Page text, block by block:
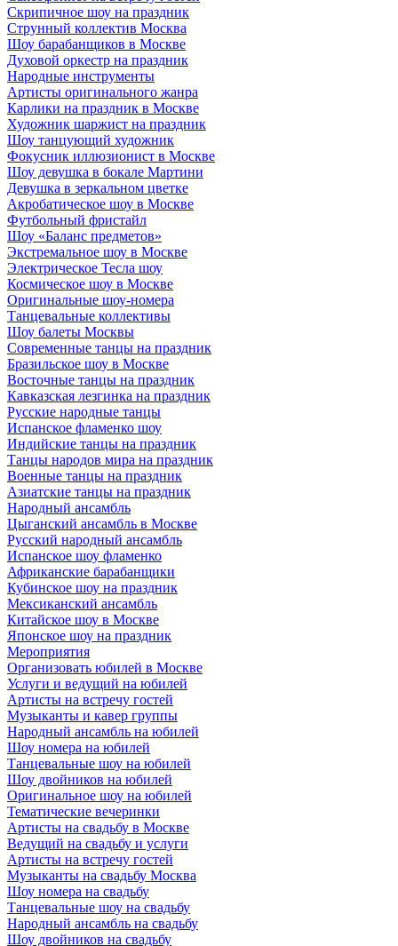
Скрипичное шоу на праздник
Струнный коллектив Москва
Шоу барабанщиков в Москве
Духовой оркестр на праздник
Народные инструменты
Артисты оригинального жанра
Карлики на праздник в Москве
Художник шаржист на праздник
Шоу танцующий художник
Фокусник иллюзионист в Москве
Шоу девушка в бокале Мартини
Девушка в зеркальном цветке
Акробатическое шоу в Москве
Футбольный фристайл
Шоу «Баланс предметов»
Экстремальное шоу в Москве
Электрическое Тесла шоу
Космическое шоу в Москве
Оригинальные шоу-номера
Танцевальные коллективы
Шоу балеты Москвы
Современные танцы на праздник
Бразильское шоу в Москве
Восточные танцы на праздник
Кавказская лезгинка на праздник
Русские народные танцы
Испанское фламенко шоу
Индийские танцы на праздник
Танцы народов мира на праздник
Военные танцы на праздник
Азиатские танцы на праздник
Народный ансамбль
Цыганский ансамбль в Москве
Русский народный ансамбль
Испанское шоу фламенко
Африканские барабанщики
Кубинское шоу на праздник
Мексиканский ансамбль
Китайское шоу в Москве
Японское шоу на праздник
Мероприятия
Организовать юбилей в Москве
Услуги и ведущий на юбилей
Артисты на встречу гостей
Музыканты и кавер группы
Народный ансамбль на юбилей
Шоу номера на юбилей
Танцевальные шоу на юбилей
Шоу двойников на юбилей
Оригинальное шоу на юбилей
Тематические вечеринки
Артисты на свадьбу в Москве
Ведущий на свадьбу и услуги
Артисты на встречу гостей
Музыканты на свадьбу Москва
Шоу номера на свадьбу
Танцевальные шоу на свадьбу
Народный ансамбль на свадьбу
Шоу двойников на свадьбу